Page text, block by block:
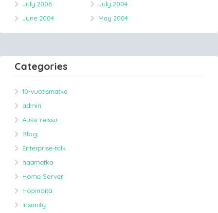
July 2006
July 2004
June 2004
May 2004
Categories
10-vuotismatka
admin
Aussi-reissu
Blog
Enterprise-talk
haamatka
Home Server
Höpinöitä
Insanity